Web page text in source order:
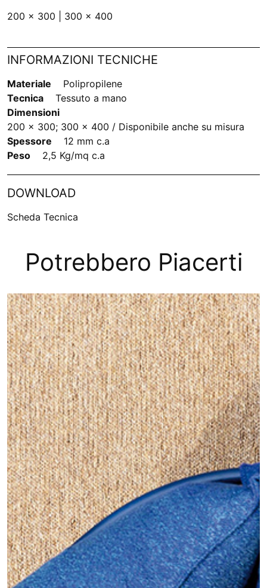
200 x 300 | 300 x 400
INFORMAZIONI TECNICHE
Materiale
Polipropilene
Tecnica
Tessuto a mano
Dimensioni
200 x 300; 300 x 400 / Disponibile anche su misura
Spessore
12 mm c.a
Peso
2,5 Kg/mq c.a
DOWNLOAD
Scheda Tecnica
Potrebbero Piacerti